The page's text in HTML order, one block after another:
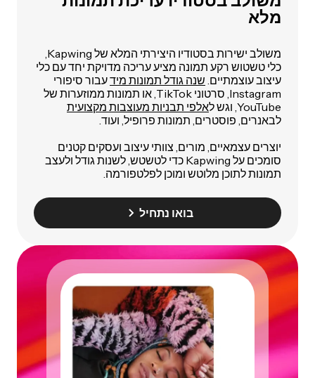
מלא
כלי טשטוש רקע תמונה מציע עריכה מדויקת יחד עם כלי
עיצוב עוצמתיים. שנה גודל תמונות מידעבור סיפורי
Instagram, סרטוני TikTok, או תמונות ממוזערות של
YouTube, וגש ל
אלפי תבניות מעוצבות מקצועית
לבאנרים, פוסטרים, תמונות פרופיל, ועוד.
יוצרים עצמאיים, מורים, צוותי עיצוב ועסקים קטנים
סומכים על Kapwing כדי לטשטש, לשנות גודל ולעצב
תמונות לתוכן מלוטש ומוכן לפלטפורמה.
בואו נתחיל